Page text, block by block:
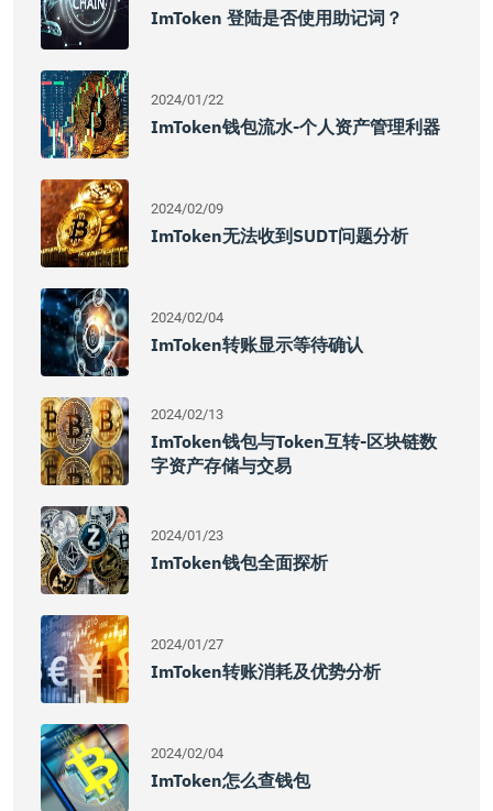
ImToken 登陆是否使用助记词？
2024/01/22
ImToken钱包流水-个人资产管理利器
2024/02/09
ImToken无法收到SUDT问题分析
2024/02/04
ImToken转账显示等待确认
2024/02/13
ImToken钱包与Token互转-区块链数
字资产存储与交易
2024/01/23
ImToken钱包全面探析
2024/01/27
ImToken转账消耗及优势分析
2024/02/04
ImToken怎么查钱包